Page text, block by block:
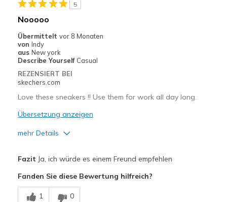
Poor Cushioning
Geeignete Verwendung
Casual Wear
Sizing
Feels true to size
View On Shoes
I'm Really Into Shoes
5
Nooooo
Übermittelt vor 8 Monaten
von Indy
aus New york
Describe Yourself Casual
REZENSIERT BEI
skechers.com
Love these sneakers !! Use them for work all day long.
Übersetzung anzeigen
mehr Details
Comfortable
Fazit Ja, ich würde es einem Freund empfehlen
Fanden Sie diese Bewertung hilfreich?
1 0